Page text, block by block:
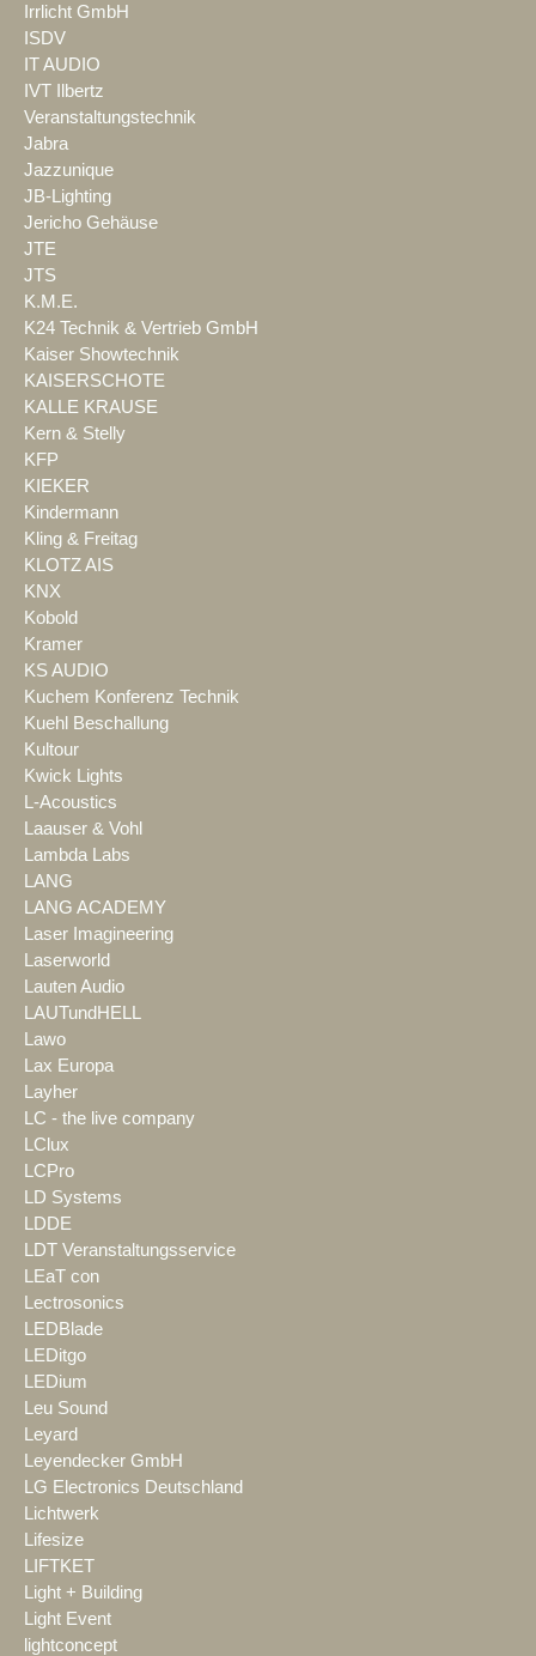
Irrlicht GmbH
ISDV
IT AUDIO
IVT Ilbertz
Veranstaltungstechnik
Jabra
Jazzunique
JB-Lighting
Jericho Gehäuse
JTE
JTS
K.M.E.
K24 Technik & Vertrieb GmbH
Kaiser Showtechnik
KAISERSCHOTE
KALLE KRAUSE
Kern & Stelly
KFP
KIEKER
Kindermann
Kling & Freitag
KLOTZ AIS
KNX
Kobold
Kramer
KS AUDIO
Kuchem Konferenz Technik
Kuehl Beschallung
Kultour
Kwick Lights
L-Acoustics
Laauser & Vohl
Lambda Labs
LANG
LANG ACADEMY
Laser Imagineering
Laserworld
Lauten Audio
LAUTundHELL
Lawo
Lax Europa
Layher
LC - the live company
LClux
LCPro
LD Systems
LDDE
LDT Veranstaltungsservice
LEaT con
Lectrosonics
LEDBlade
LEDitgo
LEDium
Leu Sound
Leyard
Leyendecker GmbH
LG Electronics Deutschland
Lichtwerk
Lifesize
LIFTKET
Light + Building
Light Event
lightconcept